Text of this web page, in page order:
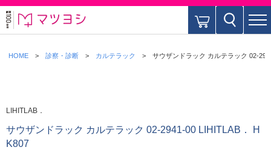
HOME 診察・診断 カルテラック サウザンドラック カルテラック 02-
LIHITLAB．
サウザンドラック カルテラック 02-2941-00 LIHITLAB． H
K807